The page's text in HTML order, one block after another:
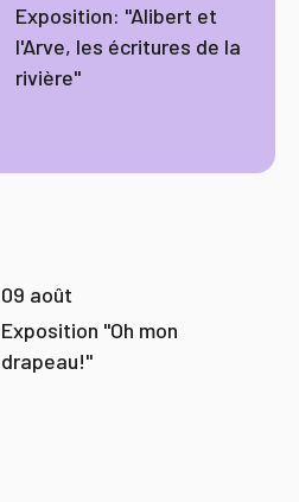
Exposition: "Alibert et
l'Arve, les écritures de la
rivière"
09 août
Exposition "Oh mon
drapeau!"